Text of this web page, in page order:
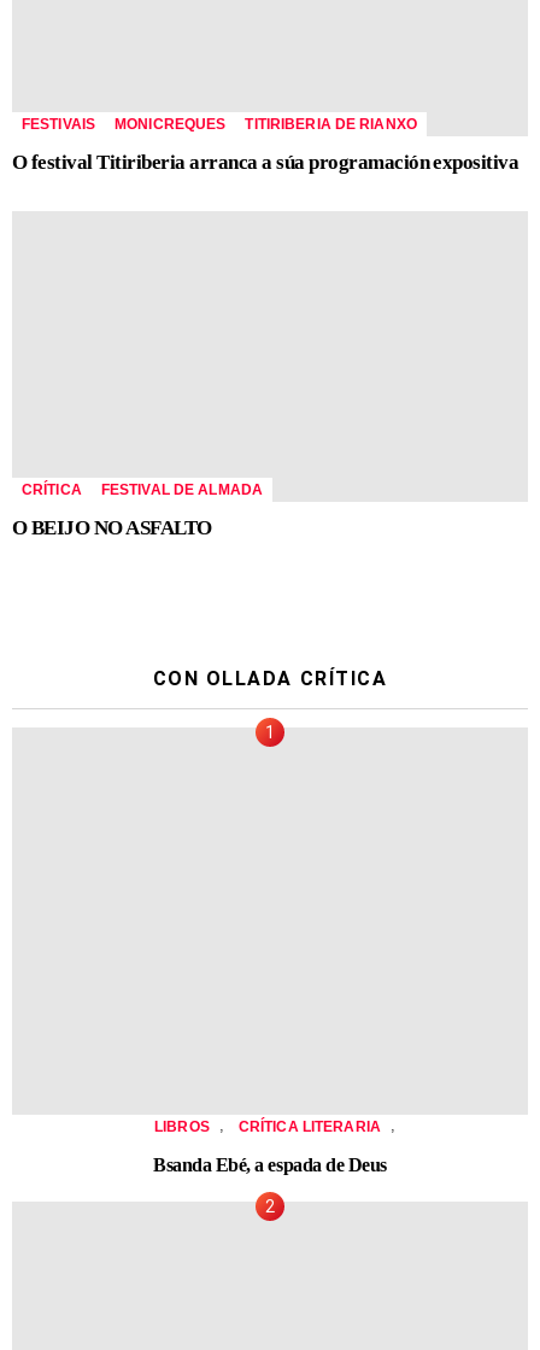
FESTIVAIS MONICREQUES TITIRIBERIA DE RIANXO
O festival Titiriberia arranca a súa programación expositiva
CRÍTICA FESTIVAL DE ALMADA
O BEIJO NO ASFALTO
CON OLLADA CRÍTICA
LIBROS , CRÍTICA LITERARIA ,
Bsanda Ebé, a espada de Deus